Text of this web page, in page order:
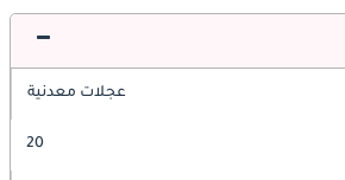
عجلات معدنية
20